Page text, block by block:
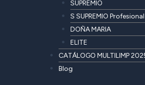
SUPREMIO
S SUPREMIO Profesional
DOÑA MARIA
ELITE
CATÁLOGO MULTILIMP
Blog